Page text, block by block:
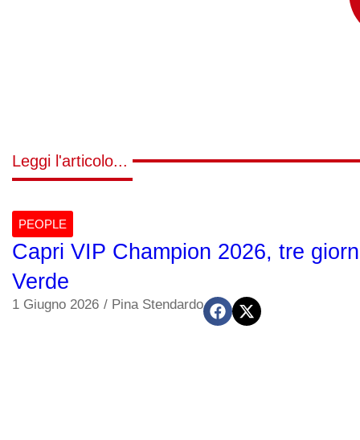
Leggi l'articolo...
PEOPLE
Capri VIP Champion 2026, tre
Verde
1 Giugno 2026 / Pina Stendardo